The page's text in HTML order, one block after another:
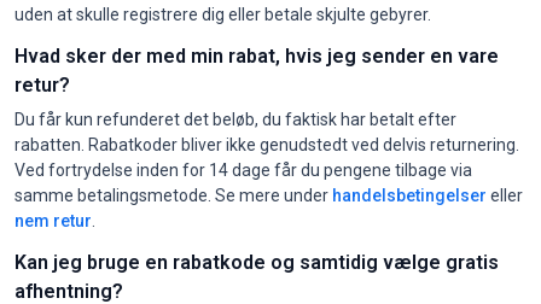
uden at skulle registrere dig eller betale skjulte gebyrer.
Hvad sker der med min rabat, hvis jeg sender en vare
retur?
Du får kun refunderet det beløb, du faktisk har betalt efter
rabatten. Rabatkoder bliver ikke genudstedt ved delvis returnering.
Ved fortrydelse inden for 14 dage får du pengene tilbage via
samme betalingsmetode. Se mere under handelsbetingelser eller
nem retur
Kan jeg bruge en rabatkode og samtidig vælge gratis
afhentning?